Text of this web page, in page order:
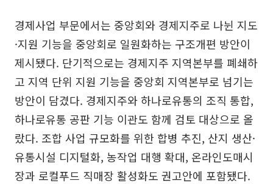
경제사업 부문에서는 중앙회와 경제지주로 나뉜 지도
·지원 기능을 중앙회로 일원화하는 구조개편 방안이
제시됐다. 단기적으로는 경제지주 지역본부를 폐쇄하
고 지역 단위 지원 기능을 중앙회 지역본부로 넘기는
방안이 담겼다. 경제지주와 하나로유통의 조직 통합,
하나로유통 공판 기능 이관도 함께 검토 대상으로 올
랐다. 조합 사업 규모화를 위한 합병 추진, 산지 생산·
유통시설 디지털화, 농작업 대행 확대, 온라인도매시
장과 로컬푸드 직매장 활성화도 권고안에 포함됐다.